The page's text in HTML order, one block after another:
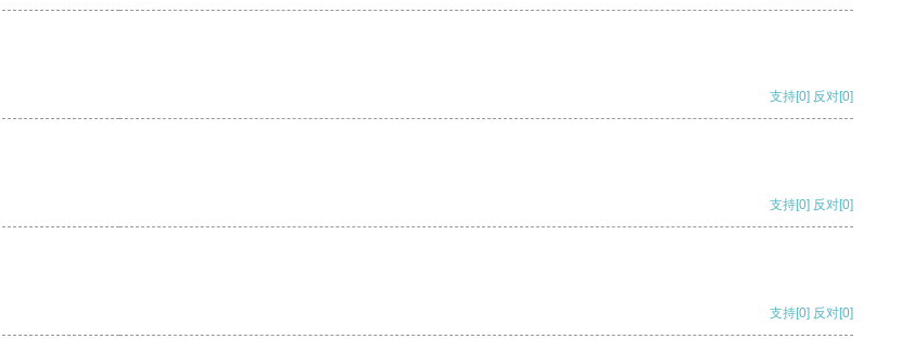
支持[0] 反对[0]
支持[0] 反对[0]
支持[0] 反对[0]